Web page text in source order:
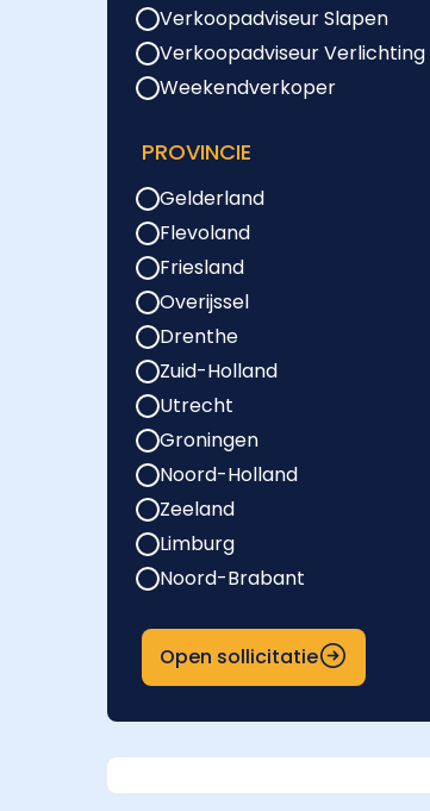
Verkoopadviseur Slapen
Verkoopadviseur Verlichting
Weekendverkoper
PROVINCIE
Gelderland
Flevoland
Friesland
Overijssel
Drenthe
Zuid-Holland
Utrecht
Groningen
Noord-Holland
Zeeland
Limburg
Noord-Brabant
Open sollicitatie